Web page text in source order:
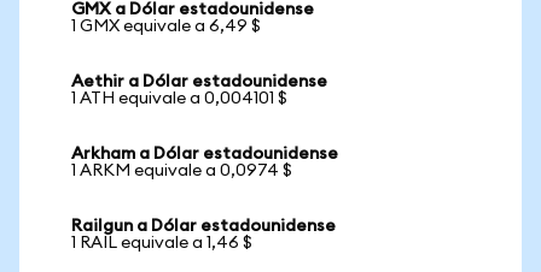
GMX a Dólar estadounidense
1 GMX equivale a 6,49 $
Aethir a Dólar estadounidense
1 ATH equivale a 0,004101 $
Arkham a Dólar estadounidense
1 ARKM equivale a 0,0974 $
Railgun a Dólar estadounidense
1 RAIL equivale a 1,46 $